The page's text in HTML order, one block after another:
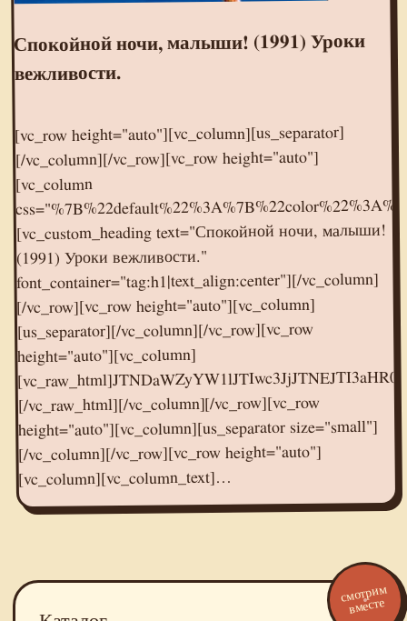
Спокойной ночи, малыши! (1991) Уроки
вежливости.
[vc_row height="auto"][vc_column][us_separator]
[/vc_column][/vc_row][vc_row height="auto"]
[vc_column
[vc_custom_heading text="Спокойной ночи, малыши!
(1991) Уроки вежливости."
font_container="tag:h1|text_align:center"][/vc_column]
[/vc_row][vc_row height="auto"][vc_column]
[us_separator][/vc_column][/vc_row][vc_row
height="auto"][vc_column]
[/vc_raw_html][/vc_column][/vc_row][vc_row
height="auto"][vc_column][us_separator size="small"]
[/vc_column][/vc_row][vc_row height="auto"]
[vc_column][vc_column_text]…
смотрим
вместе